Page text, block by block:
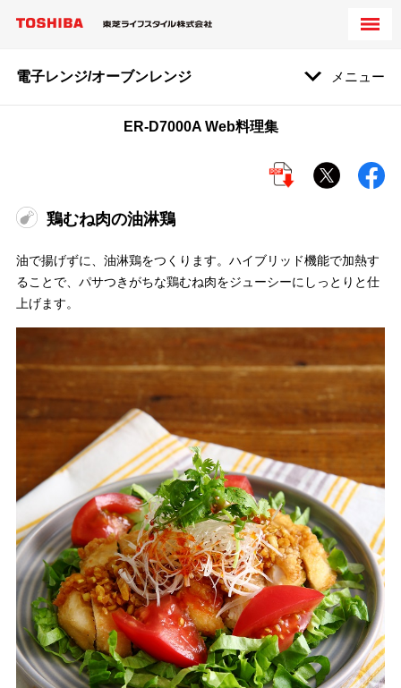
電子レンジ/オーブンレンジ メニュー
ER-D7000A Web料理集
鶏むね肉の油淋鶏
油で揚げずに、油淋鶏をつくります。ハイブリッド機能で加熱す
ることで、パサつきがちな鶏むね肉をジューシーにしっとりと仕
上げます。